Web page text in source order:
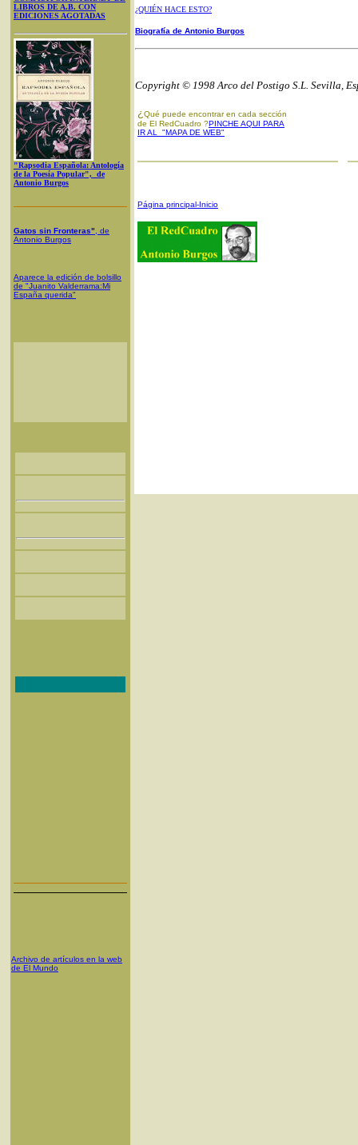
LIBROS DE A.B. CON
EDICIONES AGOTADAS
"Rapsodia Española: Antología
de la Poesía Popular", de
Antonio Burgos
Gatos sin Fronteras" , de
Antonio Burgos
Aparece la edición de bolsillo
de "Juanito Valderrama:Mi
España querida"
Archivo de artículos en la web
de El Mundo
¿QUIÉN HACE ESTO?
Biografía de Antonio Burgos
Copyright © 1998 Arco del Postigo S.L. Sevilla,
¿ Qué puede encontrar en cada sección
de El RedCuadro ?PINCHE AQUI PARA
IR AL "MAPA DE WEB"
Página principal-Inicio